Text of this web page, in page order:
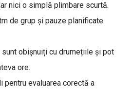
nici o simplă plimbare scurtă.
de grup și pauze planificate.
obișnuiți cu drumețiile și pot
ore.
evaluarea corectă a